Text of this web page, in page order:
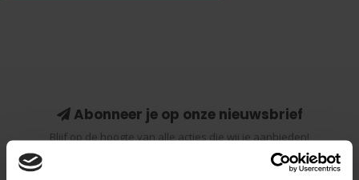
Abonneer je op onze nieuwsbrief
Blijf op de hoogte van alle acties die wij je aanbieden!
Abonneer